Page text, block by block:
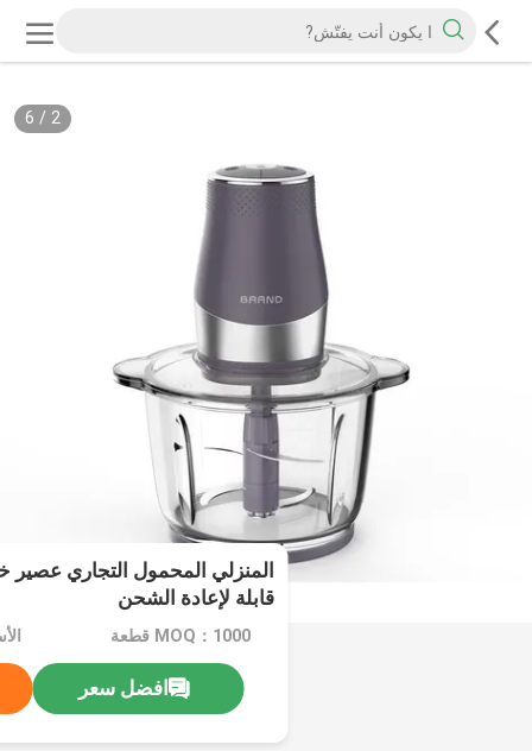
2
/
6
المنزلي المحمول التجاري
قابلة لإعادة الشحن
MOQ：1000 قطعة
افضل سعر